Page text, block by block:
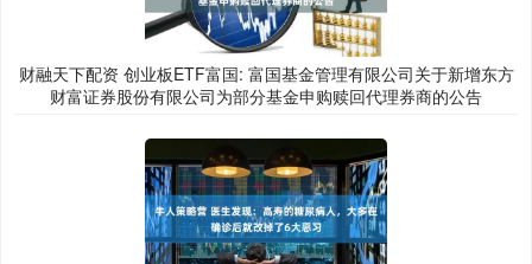
财融天下配资 创业板ETF富国: 富国基金管理有限公司关于新增东方
财富证券股份有限公司为部分基金申购赎回代理券商的公告